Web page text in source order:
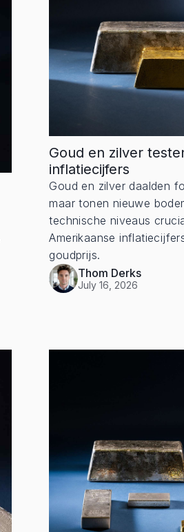
Goud en zilver
inflatiecijfers
Goud en zilver daalden
maar tonen nieuwe
technische niveaus
Amerikaanse
goudprijs.
Thom Derks
July 16, 2026